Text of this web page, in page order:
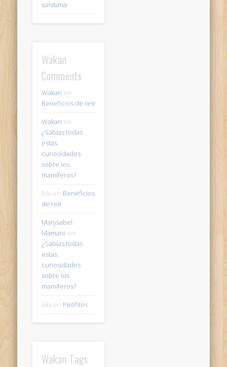
sanitaria
Wakan
Comments
Wakan en
Beneficios de reir
Wakan en
¿Sabías todas
estas
curiosidades
sobre los
mamíferos?
Riki en Beneficios
de reir
Marysabel
Mamani en
¿Sabías todas
estas
curiosidades
sobre los
mamíferos?
lala en Pirófitos
Wakan Tags